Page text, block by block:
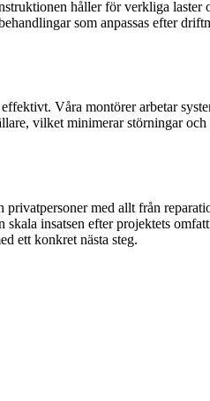
håller för verkliga
som anpassas efter
Våra montörer arbetar
vilket minimerar störningar
med allt från
insatsen efter projektets
ett konkret nästa steg.